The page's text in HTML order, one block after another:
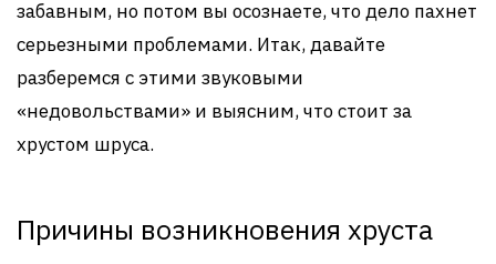
забавным, но потом вы осознаете, что дело пахнет
серьезными проблемами. Итак, давайте
разберемся с этими звуковыми
«недовольствами» и выясним, что стоит за
хрустом шруса.
Причины возникновения хруста